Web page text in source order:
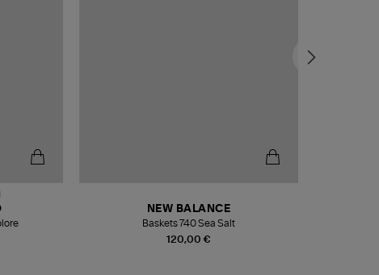
120,00 €
NEW BALANCE
Baskets 740 Sea Salt